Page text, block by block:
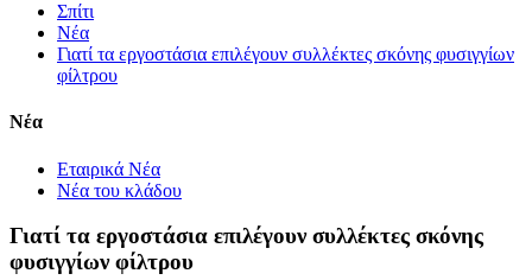
Σπίτι
Νέα
Γιατί τα εργοστάσια επιλέγουν συλλέκτες σκόνης φυσιγγίων
φίλτρου
Νέα
Εταιρικά Νέα
Νέα του κλάδου
Γιατί τα εργοστάσια επιλέγουν συλλέκτες σκόνης
φυσιγγίων φίλτρου